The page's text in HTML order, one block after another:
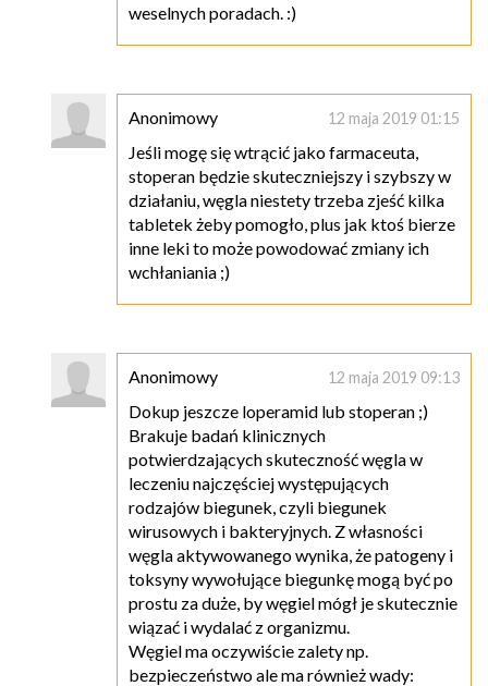
weselnych poradach. :)
Anonimowy 12 maja 2019 01:15
Jeśli mogę się wtrącić jako farmaceuta,
stoperan będzie skuteczniejszy i szybszy w
działaniu, węgla niestety trzeba zjeść kilka
tabletek żeby pomogło, plus jak ktoś bierze
inne leki to może powodować zmiany ich
wchłaniania ;)
Anonimowy 12 maja 2019 09:13
Dokup jeszcze loperamid lub stoperan ;)
Brakuje badań klinicznych
potwierdzających skuteczność węgla w
leczeniu najczęściej występujących
rodzajów biegunek, czyli biegunek
wirusowych i bakteryjnych. Z własności
węgla aktywowanego wynika, że patogeny i
toksyny wywołujące biegunkę mogą być po
prostu za duże, by węgiel mógł je skutecznie
wiązać i wydalać z organizmu.
Węgiel ma oczywiście zalety np.
bezpieczeństwo ale ma również wady: